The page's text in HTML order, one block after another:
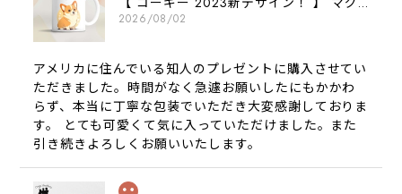
2026/08/02
アメリカに住んでいる知人のプレゼントに購入させてい
ただきました。時間がなく急遽お願いしたにもかかわ
らず、本当に丁寧な包装でいただき大変感謝しておりま
す。 とても可愛くて気に入っていただけました。また
引き続きよろしくお願いいたします。